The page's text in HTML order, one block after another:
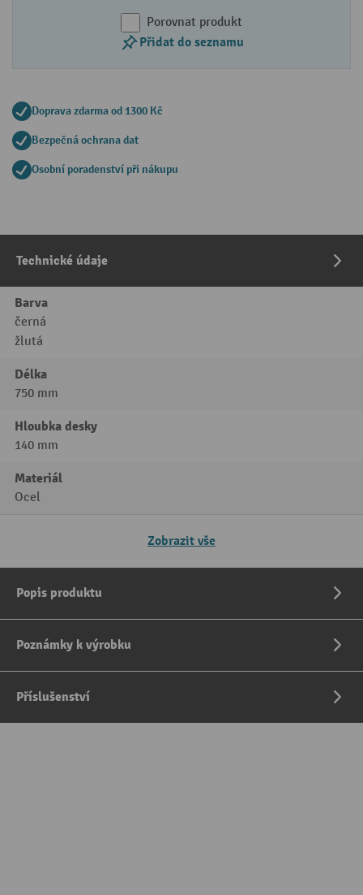
Porovnat produkt
Přidat do seznamu
Doprava zdarma od 1300 Kč
Bezpečná ochrana dat
Osobní poradenství při nákupu
Technické údaje
Barva
černá
žlutá
Délka
750 mm
Hloubka desky
140 mm
Materiál
Ocel
Zobrazit vše
Popis produktu
Poznámky k výrobku
Příslušenství